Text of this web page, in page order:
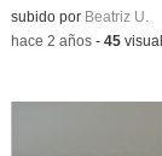
Contenido educativo.
subido por Beatriz U.
-hace 2 años- 45